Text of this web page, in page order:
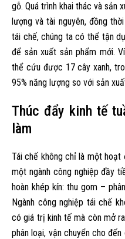
gỗ. Quá trình khai thác và sản
lượng và tài nguyên, đồng
tái chế, chúng ta có thể tận
để sản xuất sản phẩm mới.
thể cứu được 17 cây xanh,
95% năng lượng so với sản
Thúc đẩy kinh tế
làm
Tái chế không chỉ là một
một ngành công nghiệp đầy
hoàn khép kín: thu gom –
Ngành công nghiệp tái chế
có giá trị kinh tế mà còn mở
phân loại, vận chuyển cho